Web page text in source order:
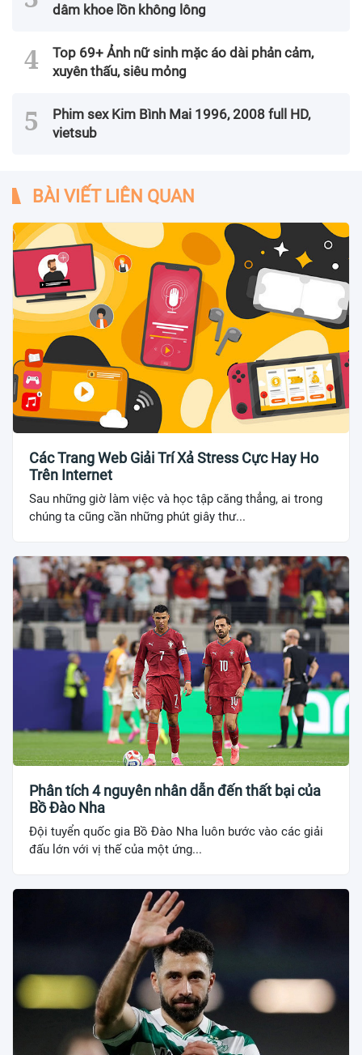
dâm khoe lồn không lông
Top 69+ Ảnh nữ sinh mặc áo dài phản cảm,
xuyên thấu, siêu mỏng
Phim sex Kim Bình Mai 1996, 2008 full HD,
vietsub
BÀI VIẾT LIÊN QUAN
Các Trang Web Giải Trí Xả Stress Cực Hay Ho
Trên Internet
Sau những giờ làm việc và học tập căng thẳng, ai trong
chúng ta cũng cần những phút giây thư...
Phân tích 4 nguyên nhân dẫn đến thất bại của
Bồ Đào Nha
Đội tuyển quốc gia Bồ Đào Nha luôn bước vào các giải
đấu lớn với vị thế của một ứng...